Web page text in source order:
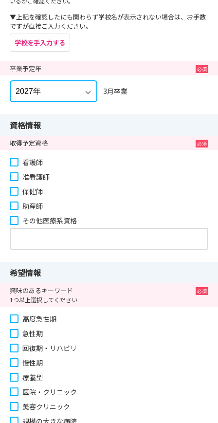
▼上記を確認したにも関わらず学校名が表示されない場合は、お手数
ですが直接ご入力ください。
学校を手入力する
卒業予定年
3月卒業
資格情報
取得予定資格
看護師
准看護師
保健師
助産師
その他医療系資格
希望情報
興味のあるキーワード
1つ以上選択してください
高度急性期
急性期
回復期・リハビリ
慢性期
療養型
医院・クリニック
美容クリニック